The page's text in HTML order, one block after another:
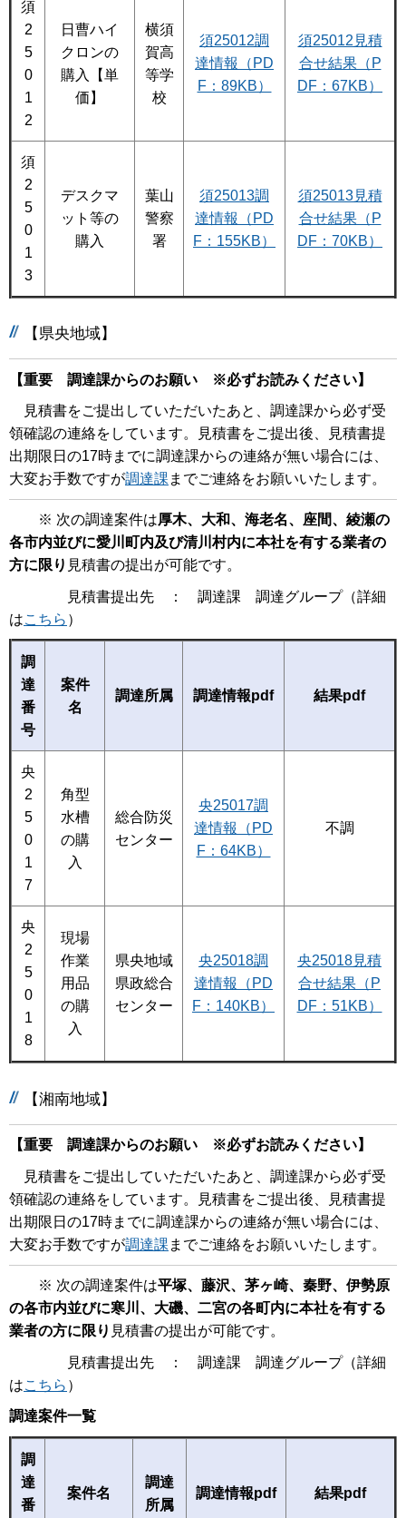
須
2
5
0
1
2
日曹ハイ
クロンの
購入【単
価】
横須
賀高
等学
校
須25012調
達情報（PD
F：89KB）
須25012見積
合せ結果（P
DF：67KB）
須
2
5
0
1
3
デスクマ
ット等の
購入
葉山
警察
署
須25013調
達情報（PD
F：155KB）
須25013見積
合せ結果（P
DF：70KB）
【県央地域】
【重要 調達課からのお願い ※必ずお読みください】
見積書をご提出していただいたあと、調達課から必ず受
領確認の連絡をしています。見積書をご提出後、見積書提
出期限日の17時までに調達課からの連絡が無い場合には、
大変お手数ですが調達課 までご連絡をお願いいたします。
※ 次の調達案件は厚木、大和、海老名、座間、綾瀬の
各市内並びに愛川町内及び清川村内に本社を有する業者の
方に限り 見積書の提出が可能です。
見積書提出先 ： 調達課 調達グループ（詳細
はこちら ）
調
達
番
号
案件
名
調達所属 調達情報pdf 結果pdf
央
2
5
0
1
7
角型
水槽
の購
入
総合防災
センター
央25017調
達情報（PD
F：64KB）
不調
央
2
5
0
1
8
現場
作業
用品
の購
入
県央地域
県政総合
センター
央25018調
達情報（PD
F：140KB）
央25018見積
合せ結果（P
DF：51KB）
【湘南地域】
【重要 調達課からのお願い ※必ずお読みください】
見積書をご提出していただいたあと、調達課から必ず受
領確認の連絡をしています。見積書をご提出後、見積書提
出期限日の17時までに調達課からの連絡が無い場合には、
大変お手数ですが調達課 までご連絡をお願いいたします。
※ 次の調達案件は平塚、藤沢、茅ヶ崎、秦野、伊勢原
の各市内並びに寒川、大磯、二宮の各町内に本社を有する
業者の方に限り 見積書の提出が可能です。
見積書提出先 ： 調達課 調達グループ（詳細
はこちら ）
調達案件一覧
調
達
番
案件名
調達
所属
調達情報pdf 結果pdf